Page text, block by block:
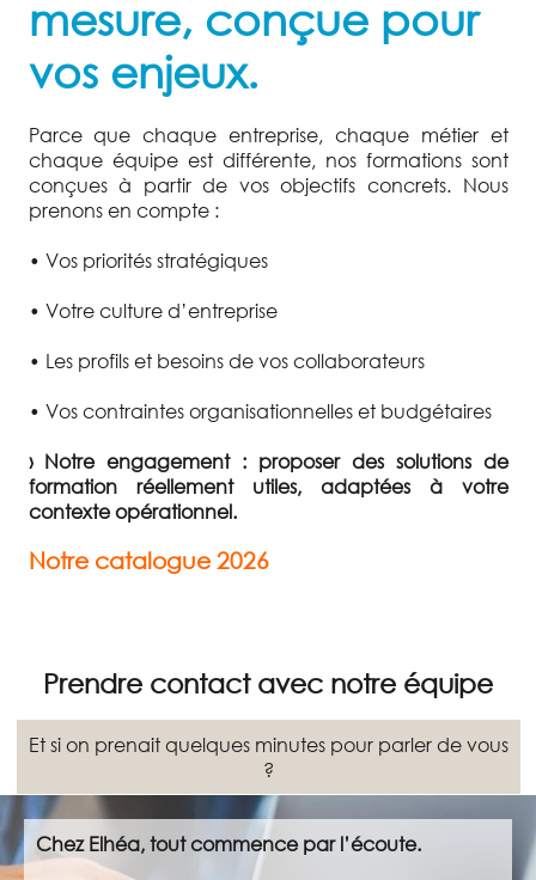
mesure, conçue pour
vos enjeux.
Parce que chaque entreprise, chaque métier et
chaque équipe est différente, nos formations sont
conçues à partir de vos objectifs concrets. Nous
prenons en compte :
• Vos priorités stratégiques
• Votre culture d’entreprise
• Les profils et besoins de vos collaborateurs
• Vos contraintes organisationnelles et budgétaires
› Notre engagement : proposer des solutions de
formation réellement utiles, adaptées à votre
contexte opérationnel.
Notre catalogue 2026
Prendre contact avec notre équipe
Et si on prenait quelques minutes pour parler de vous
?
Chez Elhéa, tout commence par l’écoute.